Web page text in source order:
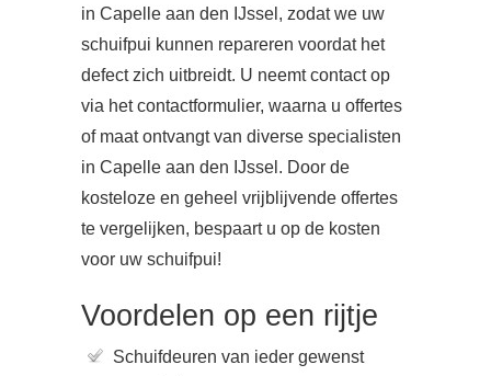
in Capelle aan den IJssel, zodat we uw
schuifpui kunnen repareren voordat het
defect zich uitbreidt. U neemt contact op
via het contactformulier, waarna u offertes
of maat ontvangt van diverse specialisten
in Capelle aan den IJssel. Door de
kosteloze en geheel vrijblijvende offertes
te vergelijken, bespaart u op de kosten
voor uw schuifpui!
Voordelen op een rijtje
Schuifdeuren van ieder gewenst